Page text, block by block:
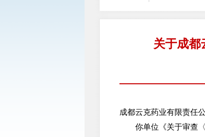
关于成都
成都云克药业有限责任公
你单位《关于审查〈